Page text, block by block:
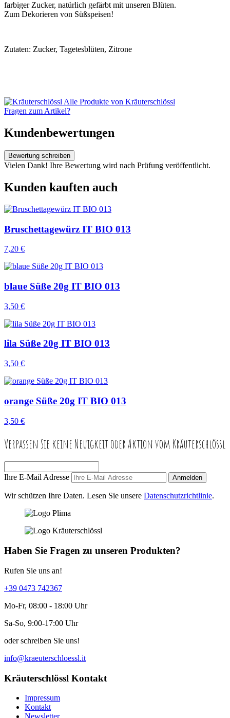
farbiger Zucker, natürlich gefärbt mit unseren Blüten.
Zum Dekorieren von Süßspeisen!
Zutaten: Zucker, Tagetesblüten, Zitrone
Alle Produkte von Kräuterschlössl
Fragen zum Artikel?
Kundenbewertungen
Bewertung schreiben
Vielen Dank! Ihre Bewertung wird nach Prüfung veröffentlicht.
Kunden kauften auch
Bruschettagewürz IT BIO 013
7,20 €
blaue Süße 20g IT BIO 013
3,50 €
lila Süße 20g IT BIO 013
3,50 €
orange Süße 20g IT BIO 013
3,50 €
Verpassen Sie keine Neuigkeit oder Aktion vom Kräuterschlössl
Ihre E-Mail Adresse Anmelden
Wir schützen Ihre Daten. Lesen Sie unsere Datenschutzrichtlinie.
Haben Sie Fragen zu unseren Produkten?
Rufen Sie uns an!
+39 0473 742367
Mo-Fr, 08:00 - 18:00 Uhr
Sa-So, 9:00-17:00 Uhr
oder schreiben Sie uns!
info@kraeuterschloessl.it
Kräuterschlössl Kontakt
Impressum
Kontakt